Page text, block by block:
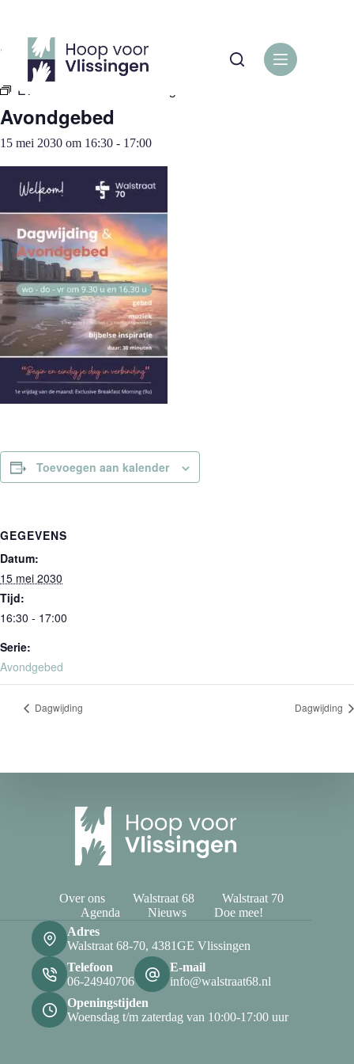
inhoud
« Alle Evenementen
Evenementenreeks:
Avondgebed
15 mei 2030 om 16:30 - 17:00
Toevoegen aan kalender
GEGEVENS
Datum:
15 mei 2030
Tijd:
16:30 - 17:00
Serie:
Avondgebed
Dagwijding Dagwijding
Over ons Walstraat 68
Walstraat 70
Agenda
Nieuws
Doe mee!
Adres
Walstraat 68-70, 4381GE Vlissingen
Telefoon
06-24940706
E-mail
info@walstraat68.nl
Openingstijden
Woensdag t/m zaterdag van 10:00-17:00 uur